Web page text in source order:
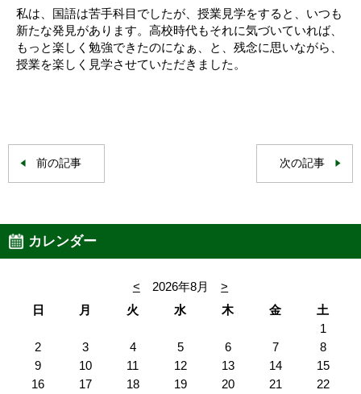
私は、国語は苦手科目でしたが、授業見学をすると、いつも
新たな発見があります。高校時代もそれに気づいていれば、
もっと楽しく勉強できたのになぁ、と、残念に思いながら、
授業を楽しく見学させていただきました。
前の記事 次の記事
カレンダー
< 2026年8月
>
日
月 火 水 木 金
土
1
2
3 4 5 6 7
8
9
10 11 12 13 14
15
16
17 18 19 20 21
22